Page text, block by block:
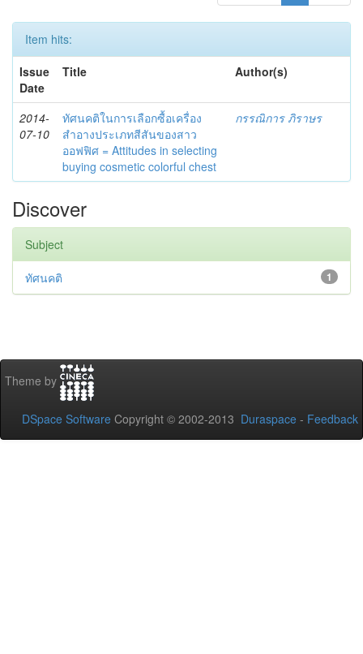
Item hits:
Issue
Date
Title Author(s)
2014-
07-10
ทัศนคติในการเลือกซื้อเครื่อง
สำอางประเภทสีสันของสาว
ออฟฟิศ = Attitudes in selecting
buying cosmetic colorful chest
กรรณิการ ภิราษร
Discover
Subject
1
ทัศนคติ
Theme by
DSpace Software Copyright © 2002-2013 Duraspace - Feedback